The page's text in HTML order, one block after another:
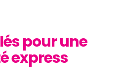
pour une
express